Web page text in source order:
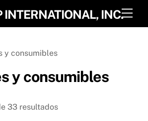
INTERNATIONAL, INC.
y consumibles
y consumibles
33 resultados